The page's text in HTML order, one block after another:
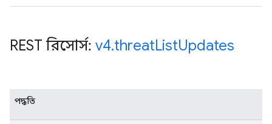
REST রিসোর্স: v4.threatListUpdates
পদ্ধতি